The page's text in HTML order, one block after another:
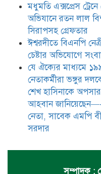
মধুমতি এক্সপ্রেস
অভিযানে রতন লাল
সিরাপসহ গ্রেফতার
ঈশ্বরদীতে বিএনপি
চেষ্টার অভিযোগে
যে ঐক্যের মাধ্যমে
নেতাকর্মীরা ভঙ্গুর
শেখ হাসিনাকে
আহবান জানিয়েছেন—-
নেতা, সাবেক এমপি
সরদার
সম্পাদক :